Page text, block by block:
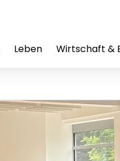
Leben Wirtschaft &